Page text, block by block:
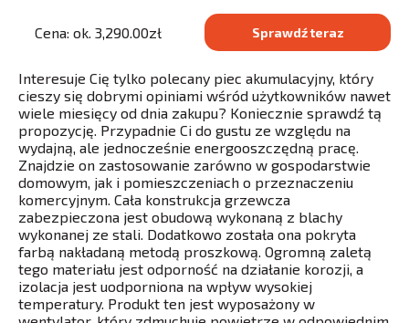
Cena: ok. 3,290.00zł Sprawdź teraz
Interesuje Cię tylko polecany piec akumulacyjny, który
cieszy się dobrymi opiniami wśród użytkowników nawet
wiele miesięcy od dnia zakupu? Koniecznie sprawdź tą
propozycję. Przypadnie Ci do gustu ze względu na
wydajną, ale jednocześnie energooszczędną pracę.
Znajdzie on zastosowanie zarówno w gospodarstwie
domowym, jak i pomieszczeniach o przeznaczeniu
komercyjnym. Cała konstrukcja grzewcza
zabezpieczona jest obudową wykonaną z blachy
wykonanej ze stali. Dodatkowo została ona pokryta
farbą nakładaną metodą proszkową. Ogromną zaletą
tego materiału jest odporność na działanie korozji, a
izolacja jest uodporniona na wpływ wysokiej
temperatury. Produkt ten jest wyposażony w